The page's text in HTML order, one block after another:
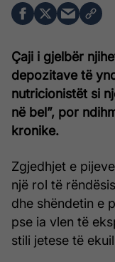
Çaji i gjelbër
depozitave të
nutricionistët si
në bel”, por
kronike.
Zgjedhjet e
një rol të
dhe shëndetin e
pse ia vlen të
stili jetese të